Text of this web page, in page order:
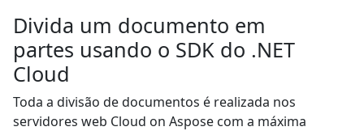
Divida um documento em
partes usando o SDK do .NET
Cloud
Toda a divisão de documentos é realizada nos
servidores web Cloud on Aspose com a máxima